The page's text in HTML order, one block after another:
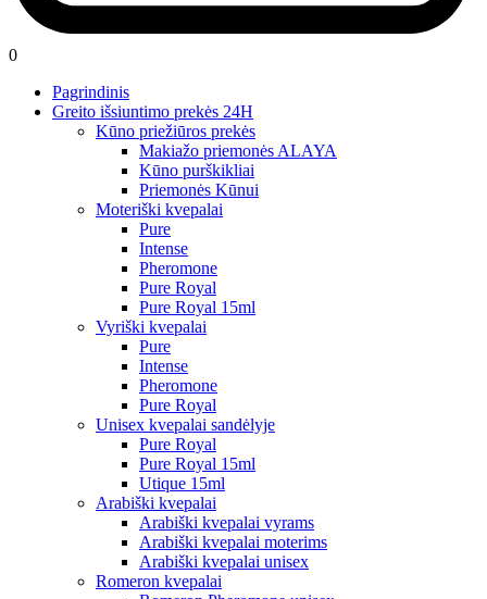
0
Pagrindinis
Greito išsiuntimo prekės 24H
Kūno priežiūros prekės
Makiažo priemonės ALAYA
Kūno purškikliai
Priemonės Kūnui
Moteriški kvepalai
Pure
Intense
Pheromone
Pure Royal
Pure Royal 15ml
Vyriški kvepalai
Pure
Intense
Pheromone
Pure Royal
Unisex kvepalai sandėlyje
Pure Royal
Pure Royal 15ml
Utique 15ml
Arabiški kvepalai
Arabiški kvepalai vyrams
Arabiški kvepalai moterims
Arabiški kvepalai unisex
Romeron kvepalai